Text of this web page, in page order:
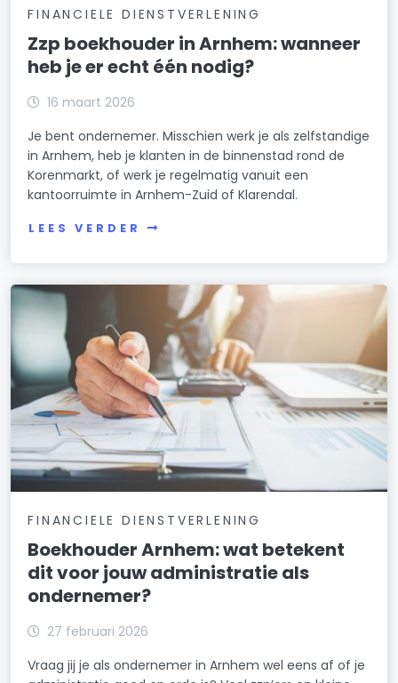
FINANCIELE DIENSTVERLENING
Zzp boekhouder in Arnhem: wanneer
heb je er echt één nodig?
16 maart 2026
Je bent ondernemer. Misschien werk je als zelfstandige
in Arnhem, heb je klanten in de binnenstad rond de
Korenmarkt, of werk je regelmatig vanuit een
kantoorruimte in Arnhem-Zuid of Klarendal.
LEES VERDER
FINANCIELE DIENSTVERLENING
Boekhouder Arnhem: wat betekent
dit voor jouw administratie als
ondernemer?
27 februari 2026
Vraag jij je als ondernemer in Arnhem wel eens af of je